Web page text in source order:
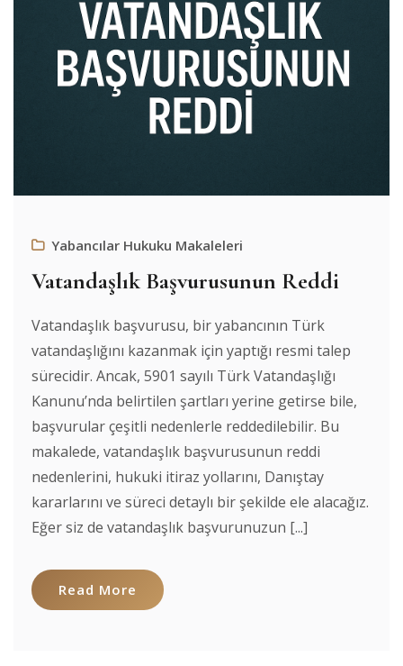
Yabancılar Hukuku Makaleleri
Vatandaşlık Başvurusunun Reddi
Vatandaşlık başvurusu, bir yabancının Türk
vatandaşlığını kazanmak için yaptığı resmi talep
sürecidir. Ancak, 5901 sayılı Türk Vatandaşlığı
Kanunu’nda belirtilen şartları yerine getirse bile,
başvurular çeşitli nedenlerle reddedilebilir. Bu
makalede, vatandaşlık başvurusunun reddi
nedenlerini, hukuki itiraz yollarını, Danıştay
kararlarını ve süreci detaylı bir şekilde ele alacağız.
Eğer siz de vatandaşlık başvurunuzun [...]
Read More